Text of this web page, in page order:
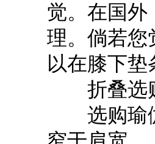
觉。在国外
理。倘若您
以在膝下
折叠选
选购瑜伽